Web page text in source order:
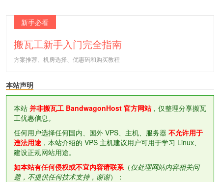
新手必看
搬瓦工新手入门完全指南
方案推荐、机房选择、优惠码和购买教程
本站声明
本站 并非搬瓦工 BandwagonHost 官方网站，仅整理分享搬瓦
工优惠信息。
任何用户选择任何国内、国外 VPS、主机、服务器 不允许用于
违法用途 ，本站介绍的 VPS 主机建议用户可用于学习 Linux、
建设正规网站用途。
如本站有任何侵权或不宜内容请联系（仅处理网站内容相关问
题，不提供任何技术支持，谢谢）：